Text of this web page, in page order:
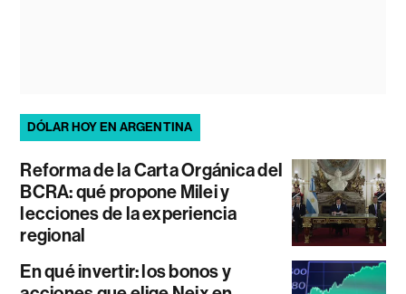
DÓLAR HOY EN ARGENTINA
Reforma de la Carta Orgánica del
BCRA: qué propone Milei y
lecciones de la experiencia
regional
En qué invertir: los bonos y